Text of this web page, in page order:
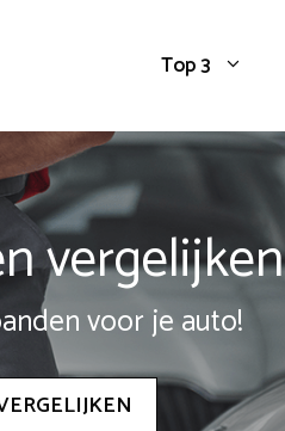
Top 3
vergelijken
voor je auto!